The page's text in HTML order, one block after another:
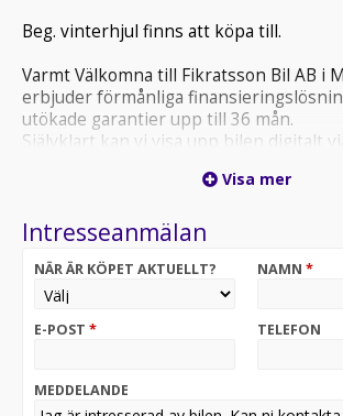
Beg. vinterhjul finns att köpa till.
Varmt Välkomna till Fikratsson Bil AB i
erbjuder förmånliga
utökade garantier upp till 36 mån.
Självklart kan vi visa upp bilen digitalt
Visa mer
Intresseanmälan
NÄR ÄR KÖPET AKTUELLT? NAMN *
E-POST * TELEFON
MEDDELANDE